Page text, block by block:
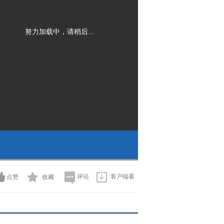
努力加载中，请稍后...
点赞 收藏 评论 客户端看